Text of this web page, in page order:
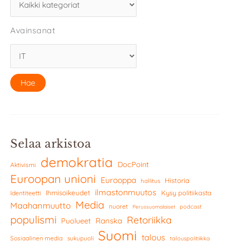
Avainsanat
Selaa arkistoa
Aktivismi demokratia DocPoint
Euroopan unioni Eurooppa hallitus Historia
Identiteetti Ihmisoikeudet ilmastonmuutos Kysy politiikasta
Maahanmuutto Media nuoret Perussuomalaiset podcast
populismi Puolueet Ranska Retoriikka
Sosiaalinen media sukupuoli Suomi talous talouspolitiikka